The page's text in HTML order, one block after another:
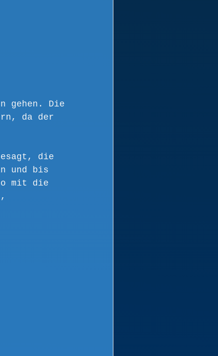
gehen. Die
da der
die
und bis
mit die